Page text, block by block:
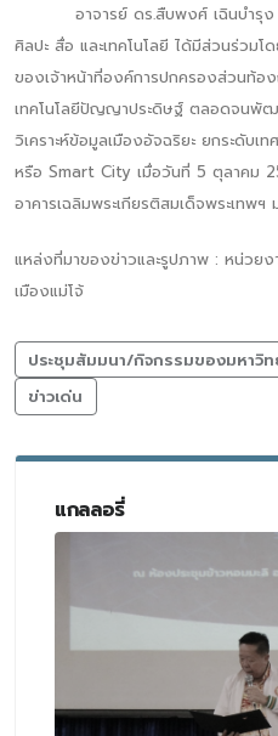
อาจารย์ ดร.สืบพงศ์ เฉินบำรุง อา
ศิลปะ สื่อ และเทคโนโลยี ได้มีส่วนร่วม
ของเจ้าหน้าที่องค์การปกครองส่วนท้อ
เทคโนโลยีปัญญาประดิษฐ์ ตลอดจนพัฒ
วิเคราะห์ข้อมูลเมืองอัจฉริยะ ยกระดับเ
หรือ Smart City เมื่อวันที่ 5 ตุลาคม
อาคารเฉลิมพระเกียรติสมเด็จพระเทพฯ
แหล่งที่มาของข่าวและรูปภาพ : หน่วย
เมืองแม่โจ้
ประชุมสัมมนา/กิจกรรมของมหาวิท
ข่าวเด่น
แกลลอรี่